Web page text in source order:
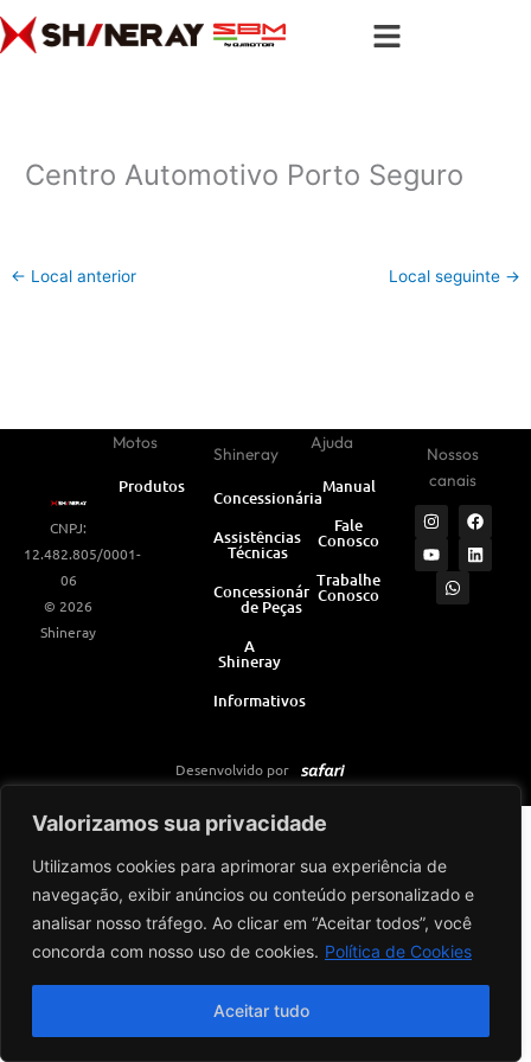
Valorizamos sua privacidade
Utilizamos cookies para aprimorar sua experiência de
navegação, exibir anúncios ou conteúdo personalizado e
analisar nosso tráfego. Ao clicar em “Aceitar todos”, você
concorda com nosso uso de cookies. Política de Cookies
Aceitar tudo
para
Centro Automotivo Porto Seguro
← Local anterior Local seguinte →
CNPJ:
12.482.805/0001-
06
© 2026
Shineray
Motos
Produtos
Shineray
Concessionárias
Assistências
Técnicas
Concessionárias
de Peças
A
Shineray
Informativos
Ajuda
Manual
Fale
Conosco
Trabalhe
Conosco
Nossos
canais
I
n
s
t
a
F
a
c
e
Y
o
u
t
u
L
i
n
k
W
a
s
a
Desenvolvido por